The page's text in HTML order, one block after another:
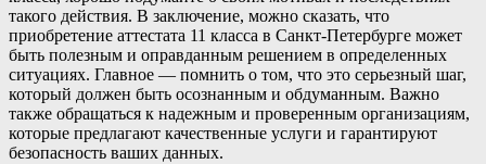
такого действия. В заключение, можно сказать, что
приобретение аттестата 11 класса в Санкт-Петербурге может
быть полезным и оправданным решением в определенных
ситуациях. Главное — помнить о том, что это серьезный шаг,
который должен быть осознанным и обдуманным. Важно
также обращаться к надежным и проверенным организациям,
которые предлагают качественные услуги и гарантируют
безопасность ваших данных.